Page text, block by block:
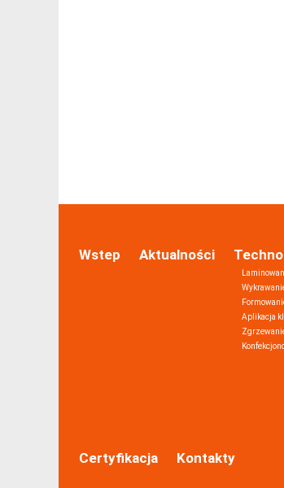
Wstep Aktualności
Aplikacja
Certyfikacja Kontakty